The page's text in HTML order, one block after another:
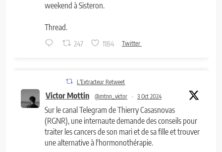
weekend à Sisteron.
Thread.
247 1184 Twitter
L'Extracteur Retweet
Victor Mottin @mtnn_victor · 3 Oct 2024
Sur le canal Telegram de Thierry Casasnovas
(RGNR), une internaute demande des conseils pour
traiter les cancers de son mari et de sa fille et trouver
une alternative à l'hormonothérapie.